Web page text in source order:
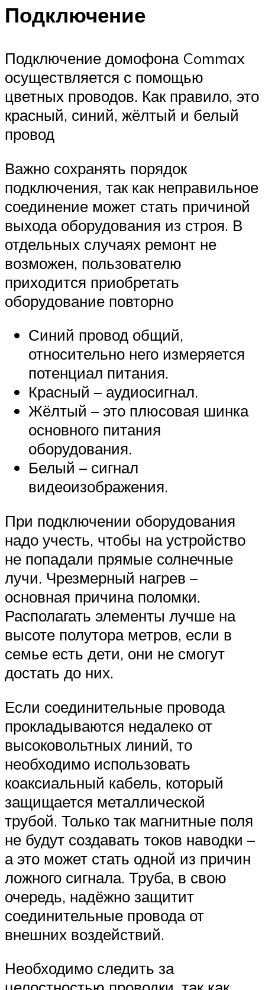
Подключение
Подключение домофона Commax
осуществляется с помощью
цветных проводов. Как правило, это
красный, синий, жёлтый и белый
провод
Важно сохранять порядок
подключения, так как неправильное
соединение может стать причиной
выхода оборудования из строя. В
отдельных случаях ремонт не
возможен, пользователю
приходится приобретать
оборудование повторно
Синий провод общий,
относительно него измеряется
потенциал питания.
Красный – аудиосигнал.
Жёлтый – это плюсовая шинка
основного питания
оборудования.
Белый – сигнал
видеоизображения.
При подключении оборудования
надо учесть, чтобы на устройство
не попадали прямые солнечные
лучи. Чрезмерный нагрев –
основная причина поломки.
Располагать элементы лучше на
высоте полутора метров, если в
семье есть дети, они не смогут
достать до них.
Если соединительные провода
прокладываются недалеко от
высоковольтных линий, то
необходимо использовать
коаксиальный кабель, который
защищается металлической
трубой. Только так магнитные поля
не будут создавать токов наводки –
а это может стать одной из причин
ложного сигнала. Труба, в свою
очередь, надёжно защитит
соединительные провода от
внешних воздействий.
Необходимо следить за